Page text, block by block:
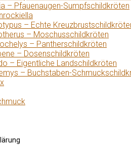
– Pfauenaugen-Sumpfschildkröten
– Echte
– Moschusschildkröten
– Pantherschildkröten
– Dosenschildkröten
– Eigentliche Landschildkröten
– Buchstaben-